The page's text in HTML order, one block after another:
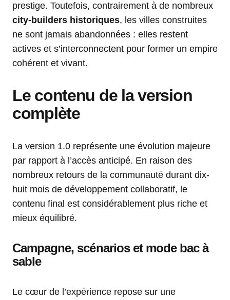
prestige. Toutefois, contrairement à de nombreux
city-builders historiques, les villes construites
ne sont jamais abandonnées : elles restent
actives et s’interconnectent pour former un empire
cohérent et vivant.
Le contenu de la version
complète
La version 1.0 représente une évolution majeure
par rapport à l’accès anticipé. En raison des
nombreux retours de la communauté durant dix-
huit mois de développement collaboratif, le
contenu final est considérablement plus riche et
mieux équilibré.
Campagne, scénarios et mode bac à
sable
Le cœur de l’expérience repose sur une